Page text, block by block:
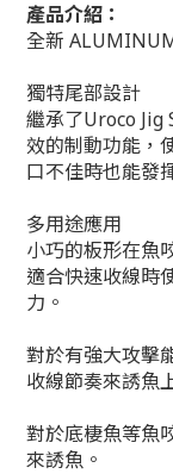
產品介紹：
全新
獨特尾部設計
繼承了Uroco Jig
效的制動功能，
口不佳時也能發
多用途應用
小巧的板形在魚
適合快速收線時
力。
對於有強大攻擊
收線節奏來誘魚
對於底棲魚等魚
來誘魚。